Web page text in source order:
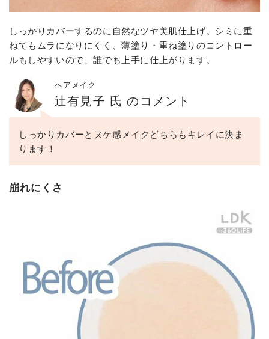
しっかりカバーするのに自然なツヤ美肌仕上げ。シミに重
ねてもムラになりにくく、薄塗り・重ね塗りのコントロー
ルもしやすいので、誰でも上手に仕上がります。
ヘアメイク
辻有見子 氏 のコメント
しっかりカバーとヌケ感メイクどちらもキレイに決ま
ります！
崩れにくさ